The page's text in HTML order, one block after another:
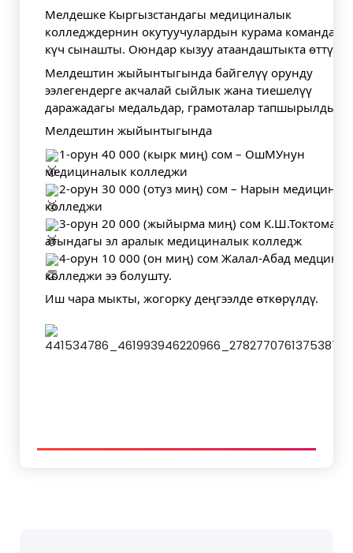
Мелдешке Кыргызстандагы медициналык
колледждернин окутуучулардын курама
күч сынашты. Оюндар кызуу атаандаштыкта өттү.
Мелдештин жыйынтыгында байгелүү орунду
ээлегендерге акчалай сыйлык жана тиешелүү
даражадагы медальдар, грамоталар тапшырылды.
Мелдештин жыйынтыгында
1-орун 40 000 (кырк миң) сом – ОшМУнун
медициналык колледжи
2-орун 30 000 (отуз миң) сом – Нарын
колледжи
3-орун 20 000 (жыйырма миң) сом
атындагы эл аралык медициналык колледж
4-орун 10 000 (он миң) сом Жалал-Абад
колледжи ээ болушту.
Иш чара мыкты, жогорку деңгээлде өткөрүлдү.